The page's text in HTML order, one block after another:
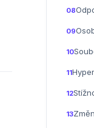
08
09
10
11
12
13